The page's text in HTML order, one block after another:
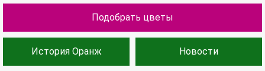
Подобрать цветы
История Оранж Новости